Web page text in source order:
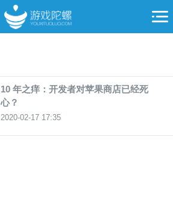
10 年之痒：开发者对苹果商店已经死
心？
2020-02-17 17:35